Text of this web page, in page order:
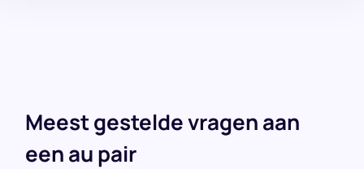
Meest gestelde vragen aan
een au pair